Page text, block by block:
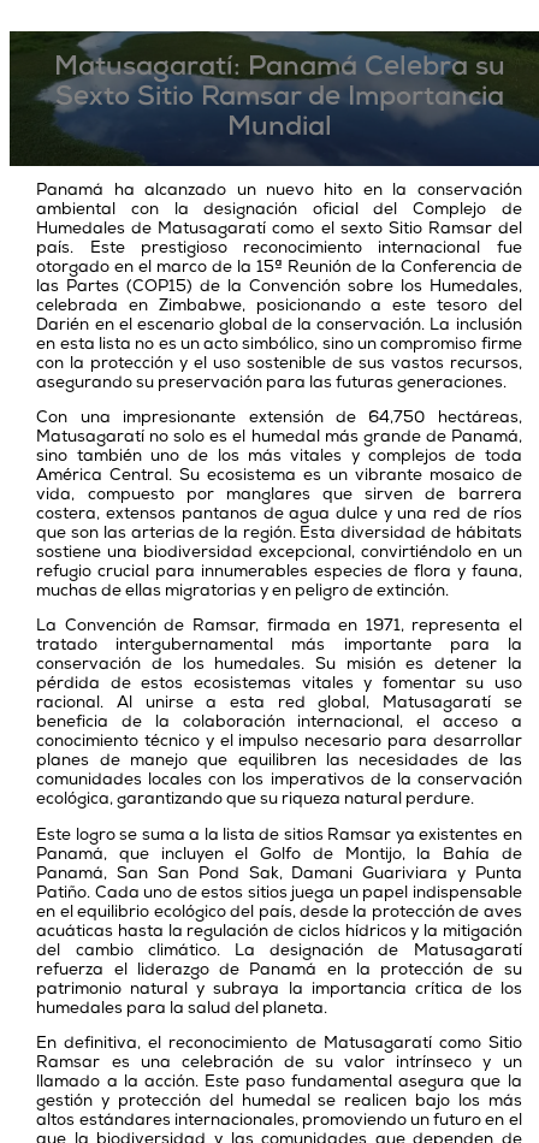
Matusagaratí: Panamá Celebra su
Sexto Sitio Ramsar de Importancia
Mundial
Panamá ha alcanzado un nuevo hito en la conservación
ambiental con la designación oficial del Complejo de
Humedales de Matusagaratí como el sexto Sitio Ramsar del
país. Este prestigioso reconocimiento internacional fue
otorgado en el marco de la 15ª Reunión de la Conferencia de
las Partes (COP15) de la Convención sobre los Humedales,
celebrada en Zimbabwe, posicionando a este tesoro del
Darién en el escenario global de la conservación. La inclusión
en esta lista no es un acto simbólico, sino un compromiso firme
con la protección y el uso sostenible de sus vastos recursos,
asegurando su preservación para las futuras generaciones.
Con una impresionante extensión de 64,750 hectáreas,
Matusagaratí no solo es el humedal más grande de Panamá,
sino también uno de los más vitales y complejos de toda
América Central. Su ecosistema es un vibrante mosaico de
vida, compuesto por manglares que sirven de barrera
costera, extensos pantanos de agua dulce y una red de ríos
que son las arterias de la región. Esta diversidad de hábitats
sostiene una biodiversidad excepcional, convirtiéndolo en un
refugio crucial para innumerables especies de flora y fauna,
muchas de ellas migratorias y en peligro de extinción.
La Convención de Ramsar, firmada en 1971, representa el
tratado intergubernamental más importante para la
conservación de los humedales. Su misión es detener la
pérdida de estos ecosistemas vitales y fomentar su uso
racional. Al unirse a esta red global, Matusagaratí se
beneficia de la colaboración internacional, el acceso a
conocimiento técnico y el impulso necesario para desarrollar
planes de manejo que equilibren las necesidades de las
comunidades locales con los imperativos de la conservación
ecológica, garantizando que su riqueza natural perdure.
Este logro se suma a la lista de sitios Ramsar ya existentes en
Panamá, que incluyen el Golfo de Montijo, la Bahía de
Panamá, San San Pond Sak, Damani Guariviara y Punta
Patiño. Cada uno de estos sitios juega un papel indispensable
en el equilibrio ecológico del país, desde la protección de aves
acuáticas hasta la regulación de ciclos hídricos y la mitigación
del cambio climático. La designación de Matusagaratí
refuerza el liderazgo de Panamá en la protección de su
patrimonio natural y subraya la importancia crítica de los
humedales para la salud del planeta.
En definitiva, el reconocimiento de Matusagaratí como Sitio
Ramsar es una celebración de su valor intrínseco y un
llamado a la acción. Este paso fundamental asegura que la
gestión y protección del humedal se realicen bajo los más
altos estándares internacionales, promoviendo un futuro en el